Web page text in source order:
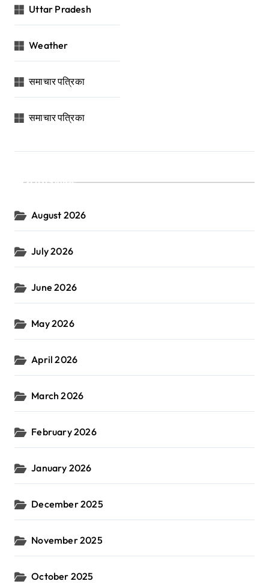
Uttar Pradesh
Weather
समाचार पत्रिका
समाचार पत्रिका
Archives
August 2026
July 2026
June 2026
May 2026
April 2026
March 2026
February 2026
January 2026
December 2025
November 2025
October 2025